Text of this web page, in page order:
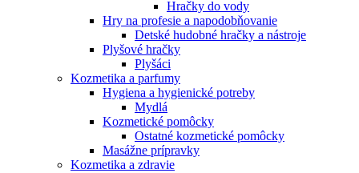
Hračky do vody
Hry na profesie a napodobňovanie
Detské hudobné hračky a nástroje
Plyšové hračky
Plyšáci
Kozmetika a parfumy
Hygiena a hygienické potreby
Mydlá
Kozmetické pomôcky
Ostatné kozmetické pomôcky
Masážne prípravky
Kozmetika a zdravie